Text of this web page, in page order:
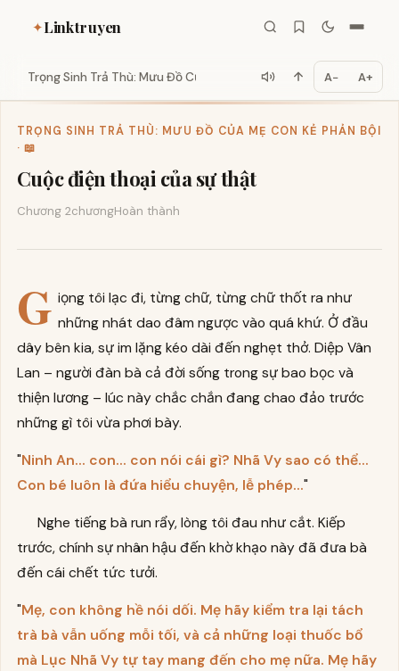
✦Linktruyen
Trọng Sinh Trả Thù: Mưu Đồ Của... A− A+
TRỌNG SINH TRẢ THÙ: MƯU ĐỒ CỦA MẸ CON KẺ PHẢN BỘI
· 📖
Cuộc điện thoại của sự thật
Chương 2chươngHoàn thành
G iọng tôi lạc đi, từng chữ, từng chữ thốt ra như
những nhát dao đâm ngược vào quá khứ. Ở đầu
dây bên kia, sự im lặng kéo dài đến nghẹt thở. Diệp Vân
Lan – người đàn bà cả đời sống trong sự bao bọc và
thiện lương – lúc này chắc chắn đang chao đảo trước
những gì tôi vừa phơi bày.
"Ninh An... con... con nói cái gì? Nhã Vy sao có thể...
Con bé luôn là đứa hiểu chuyện, lễ phép..."
Nghe tiếng bà run rẩy, lòng tôi đau như cắt. Kiếp
trước, chính sự nhân hậu đến khờ khạo này đã đưa bà
đến cái chết tức tưởi.
"Mẹ, con không hề nói dối. Mẹ hãy kiểm tra lại tách
trà bà vẫn uống mỗi tối, và cả những loại thuốc bổ
mà Lục Nhã Vy tự tay mang đến cho mẹ nữa. Mẹ hãy